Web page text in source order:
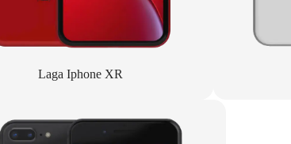
Laga Iphone XR